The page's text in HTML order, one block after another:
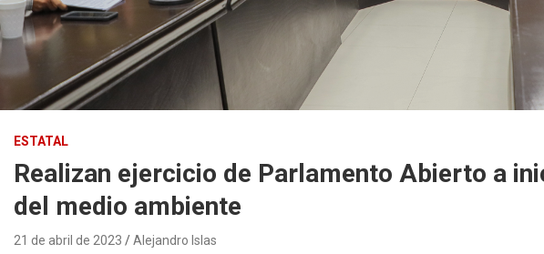
ESTATAL
Realizan ejercicio de Parlamento Abierto a
del medio ambiente
21 de abril de 2023 Alejandro Islas